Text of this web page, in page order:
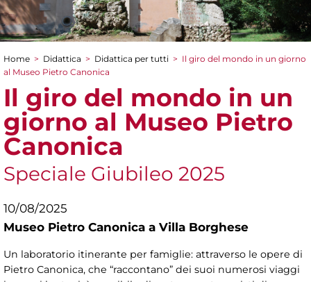
Tu sei qui
Home > Didattica > Didattica per tutti > Il giro del mondo in un giorno
al Museo Pietro Canonica
Il giro del mondo in un
giorno al Museo Pietro
Canonica
Speciale Giubileo 2025
10/08/2025
Museo Pietro Canonica a Villa Borghese
Un laboratorio itinerante per famiglie: attraverso le opere di
Pietro Canonica, che “raccontano” dei suoi numerosi viaggi